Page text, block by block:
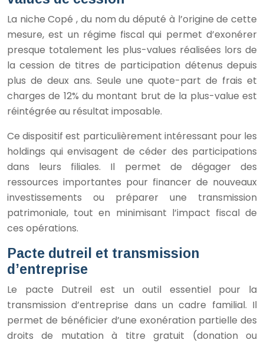
La niche Copé , du nom du député à l’origine de cette
mesure, est un régime fiscal qui permet d’exonérer
presque totalement les plus-values réalisées lors de
la cession de titres de participation détenus depuis
plus de deux ans. Seule une quote-part de frais et
charges de 12% du montant brut de la plus-value est
réintégrée au résultat imposable.
Ce dispositif est particulièrement intéressant pour les
holdings qui envisagent de céder des participations
dans leurs filiales. Il permet de dégager des
ressources importantes pour financer de nouveaux
investissements ou préparer une transmission
patrimoniale, tout en minimisant l’impact fiscal de
ces opérations.
Pacte dutreil et transmission
d’entreprise
Le pacte Dutreil est un outil essentiel pour la
transmission d’entreprise dans un cadre familial. Il
permet de bénéficier d’une exonération partielle des
droits de mutation à titre gratuit (donation ou